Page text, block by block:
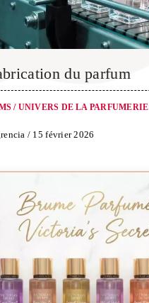
du parfum
/ UNIVERS DE LA PARFUMERIE
/ 15 février 2026